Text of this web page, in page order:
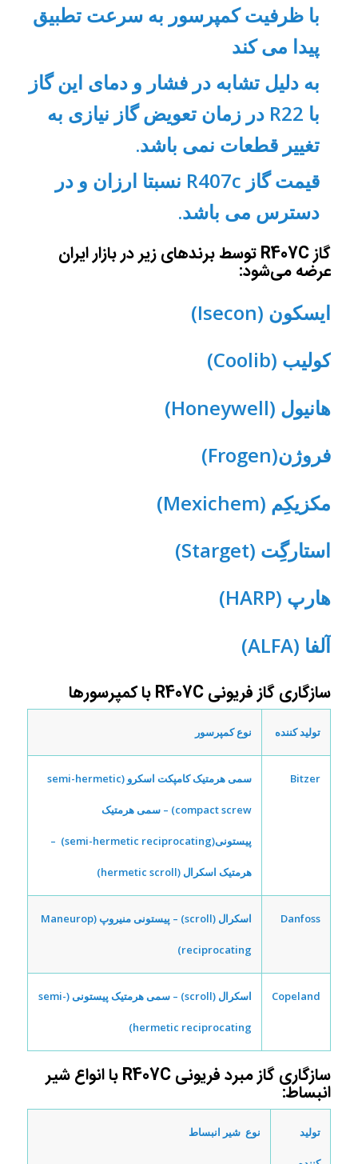
با ظرفیت کمپرسور به سرعت تطبیق
پیدا می کند
به دلیل تشابه در فشار و دمای این گاز
با R22 در زمان تعویض گاز نیازی به
تغییر قطعات نمی باشد.
قیمت گاز R407c نسبتا ارزان و در
دسترس می باشد.
گاز R407C توسط برندهای زیر در بازار ایران
عرضه می‌شود:
ایسکون (Isecon)
کولیب (Coolib)
هانیول (Honeywell)
فروژن(Frogen)
مکزیکِم (Mexichem)
استارگِت (Starget)
هارپ (HARP)
آلفا (ALFA)
سازگاری گاز فریونی R407C با کمپرسورها
تولید کننده نوع کمپرسور
Bitzer سمی هرمتیک کامپکت اسکرو (semi-hermetic
compact screw) – سمی هرمتیک
پیستونی(semi-hermetic reciprocating) –
هرمتیک اسکرال (hermetic scroll)
Danfoss اسکرال (scroll) – پیستونی منیروپ (Maneurop
reciprocating)
Copeland اسکرال (scroll) – سمی هرمتیک پیستونی (semi-
hermetic reciprocating)
سازگاری گاز مبرد فریونی R407C با انواع شیر
انبساط:
تولید نوع شیر انبساط